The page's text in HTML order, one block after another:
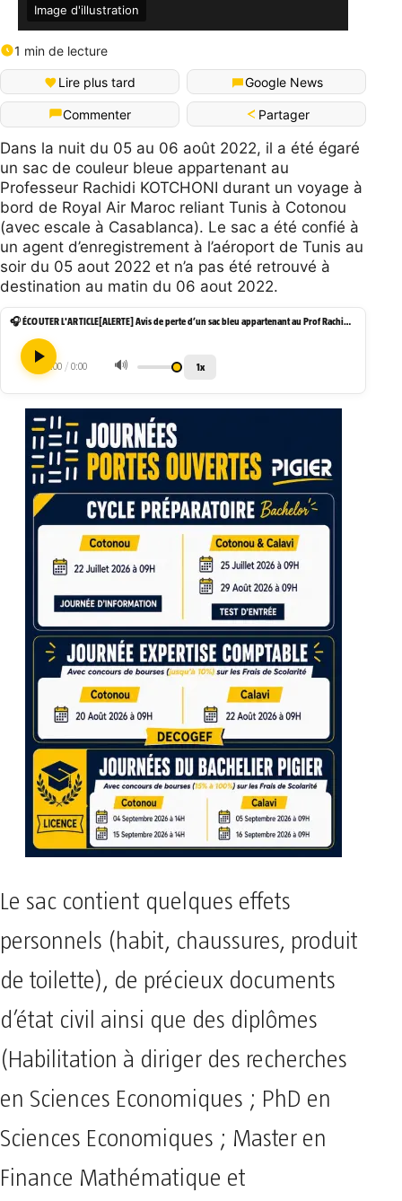
Image d'illustration
1 min de lecture
Lire plus tard Google News
Commenter Partager
Dans la nuit du 05 au 06 août 2022, il a été égaré
un sac de couleur bleue appartenant au
Professeur Rachidi KOTCHONI durant un voyage à
bord de Royal Air Maroc reliant Tunis à Cotonou
(avec escale à Casablanca). Le sac a été confié à
un agent d’enregistrement à l’aéroport de Tunis au
soir du 05 aout 2022 et n’a pas été retrouvé à
destination au matin du 06 aout 2022.
🎧 ÉCOUTER L'ARTICLE [ALERTE] Avis de perte d’un sac bleu appartenant au Prof Rachidi KOTCHONI
0:00 / 0:00 🔊 1x
Le sac contient quelques effets
personnels (habit, chaussures, produit
de toilette), de précieux documents
d’état civil ainsi que des diplômes
(Habilitation à diriger des recherches
en Sciences Economiques ; PhD en
Sciences Economiques ; Master en
Finance Mathématique et